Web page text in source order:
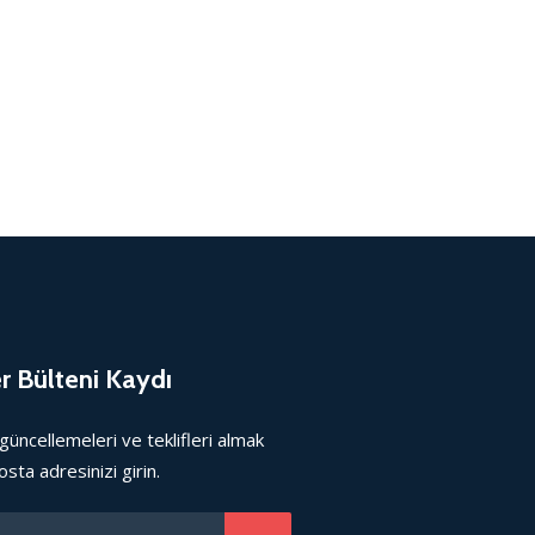
Bülteni Kaydı
ve teklifleri almak
adresinizi girin.